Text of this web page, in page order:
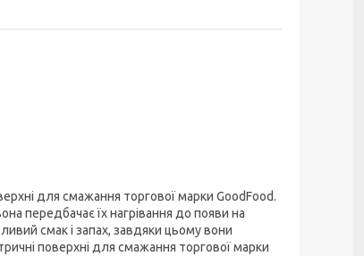
для смажання торгової марки GoodFood.
передбачає їх нагрівання до появи на
смак і запах, завдяки цьому вони
поверхні для смажання торгової марки